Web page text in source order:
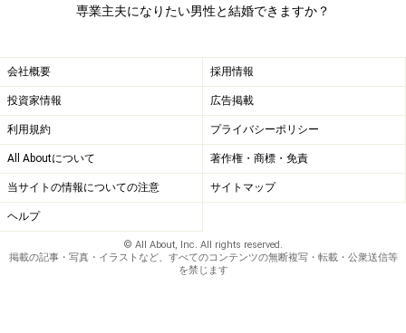
専業主夫になりたい男性と結婚できますか？
会社概要 採用情報
投資家情報 広告掲載
利用規約 プライバシーポリシー
All Aboutについて 著作権・商標・免責
当サイトの情報についての注意 サイトマップ
ヘルプ
© All About, Inc. All rights reserved.
掲載の記事・写真・イラストなど、すべてのコンテンツの無断複写・転載・公衆送信等
を禁じます